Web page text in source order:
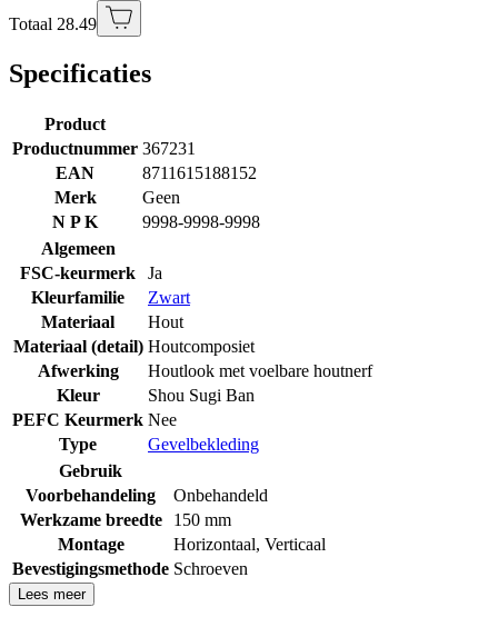
Totaal 28.49
Specificaties
Product
Productnummer 367231
EAN
8711615188152
Merk
Geen
N P K
9998-9998-9998
Algemeen
FSC-keurmerk
Ja
Kleurfamilie
Zwart
Materiaal
Hout
Materiaal (detail) Houtcomposiet
Afwerking
Houtlook met voelbare houtnerf
Kleur
Shou Sugi Ban
PEFC Keurmerk Nee
Type
Gevelbekleding
Gebruik
Voorbehandeling
Onbehandeld
Werkzame breedte
150 mm
Montage
Horizontaal, Verticaal
Bevestigingsmethode Schroeven
Lees meer